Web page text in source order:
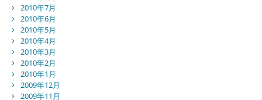
2010年7月
2010年6月
2010年5月
2010年4月
2010年3月
2010年2月
2010年1月
2009年12月
2009年11月